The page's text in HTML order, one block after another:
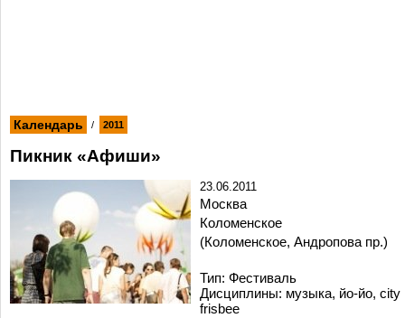
Календарь / 2011
Пикник «Афиши»
23.06.2011
Москва
Коломенское
(Коломенское, Андропова пр.)
Тип: Фестиваль
Дисциплины: музыка, йо-йо, city
frisbee